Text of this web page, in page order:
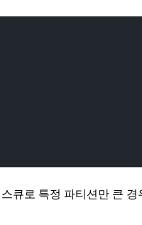
큐로 특정 파티션만 큰 경